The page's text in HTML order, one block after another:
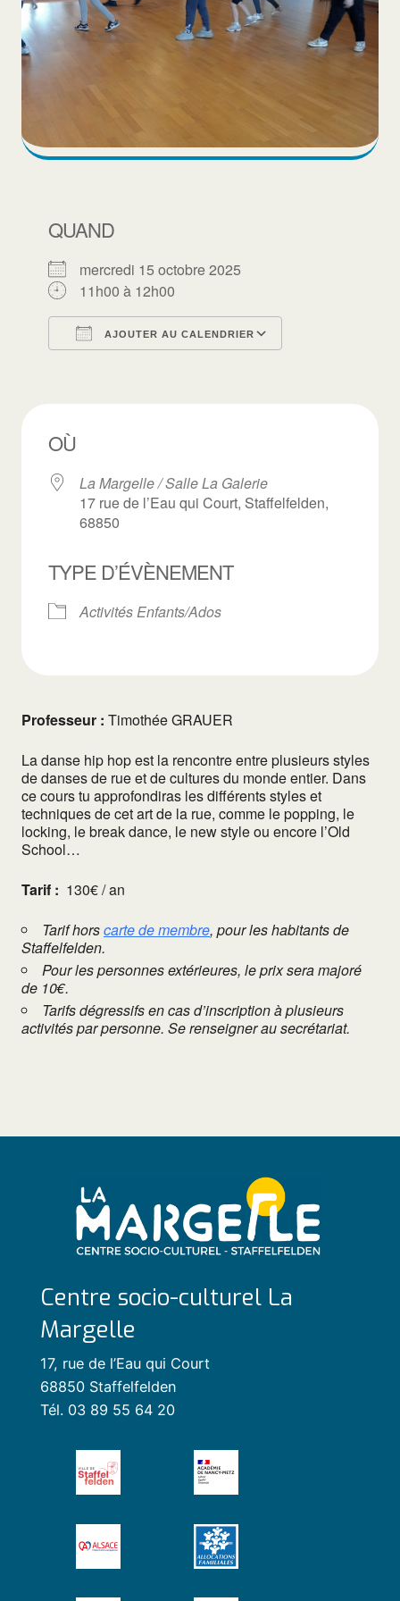
QUAND
mercredi 15 octobre 2025
11h00 à 12h00
AJOUTER AU CALENDRIER
OÙ
La Margelle / Salle La Galerie
17 rue de l’Eau qui Court, Staffelfelden,
68850
TYPE D’ÉVÈNEMENT
Activités Enfants/Ados
Professeur : Timothée GRAUER
La danse hip hop est la rencontre entre plusieurs styles
de danses de rue et de cultures du monde entier. Dans
ce cours tu approfondiras les différents styles et
techniques de cet art de la rue, comme le popping, le
locking, le break dance, le new style ou encore l’Old
School…
Tarif : 130€ / an
Tarif horscarte de membre, pour les habitants de
Staffelfelden.
Pour les personnes extérieures, le prix sera majoré
de 10€.
Tarifs dégressifs en cas d’inscription à plusieurs
activités par personne. Se renseigner au secrétariat.
Centre socio-culturel La
Margelle
17, rue de l’Eau qui Court
68850 Staffelfelden
Tél. 03 89 55 64 20